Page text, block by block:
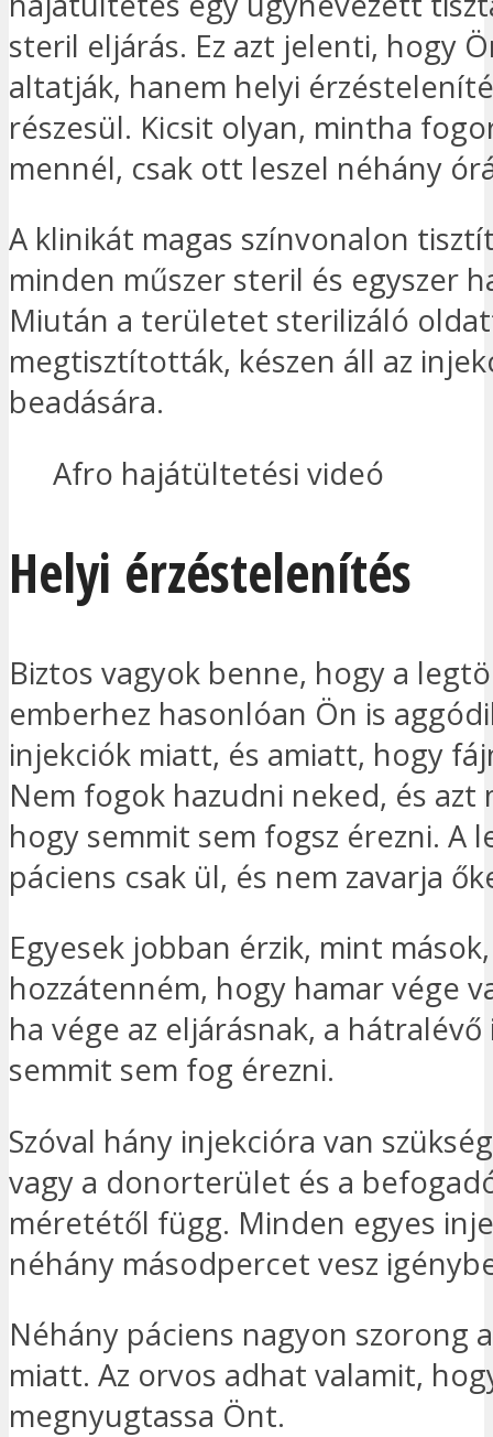
steril eljárás. Ez azt jelenti, hogy
altatják, hanem helyi
részesül. Kicsit olyan, mintha
mennél, csak ott leszel néhány
A klinikát magas színvonalon
minden műszer steril és egyszer
Miután a területet sterilizáló
megtisztították, készen áll az
beadására.
Afro hajátültetési videó
Helyi érzéstelenítés
Biztos vagyok benne, hogy a
emberhez hasonlóan Ön is
injekciók miatt, és amiatt, hogy
Nem fogok hazudni neked, és azt
hogy semmit sem fogsz érezni. A
páciens csak ül, és nem zavarja
Egyesek jobban érzik, mint
hozzátenném, hogy hamar vége
ha vége az eljárásnak, a
semmit sem fog érezni.
Szóval hány injekcióra van
vagy a donorterület és a
méretétől függ. Minden egyes
néhány másodpercet vesz
Néhány páciens nagyon szorong
miatt. Az orvos adhat valamit,
megnyugtassa Önt.